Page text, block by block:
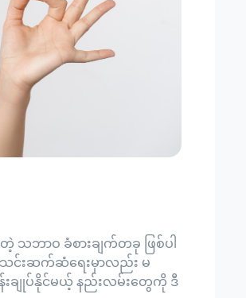
ဘာဝ ခံစားချက်တခု ဖြစ်ပါ
င်းဆက်ဆံရေးမှာလည်း မ
ချုပ်နိုင်မယ့် နည်းလမ်းတွေကို ဒီ